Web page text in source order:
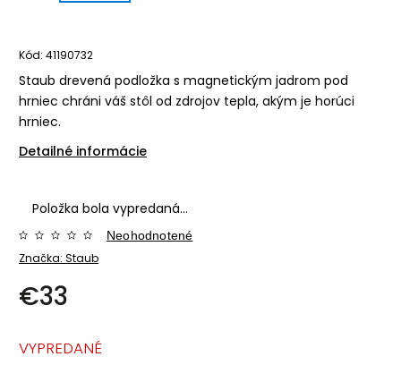
Kód: 41190732
Staub drevená podložka s magnetickým jadrom pod
hrniec chráni váš stôl od zdrojov tepla, akým je horúci
hrniec.
Detailné informácie
Položka bola vypredaná…
Značka: Staub
Neohodnotené
€33
VYPREDANÉ